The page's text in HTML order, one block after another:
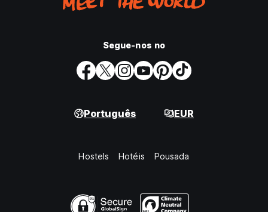
Segue-nos no
Português EUR
Hostels Hotéis Pousada